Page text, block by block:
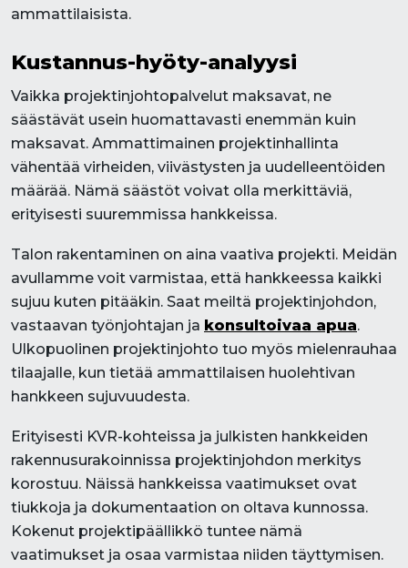
ammattilaisista.
Kustannus-hyöty-analyysi
Vaikka projektinjohtopalvelut maksavat, ne
säästävät usein huomattavasti enemmän kuin
maksavat. Ammattimainen projektinhallinta
vähentää virheiden, viivästysten ja uudelleentöiden
määrää. Nämä säästöt voivat olla merkittäviä,
erityisesti suuremmissa hankkeissa.
Talon rakentaminen on aina vaativa projekti. Meidän
avullamme voit varmistaa, että hankkeessa kaikki
sujuu kuten pitääkin. Saat meiltä projektinjohdon,
vastaavan työnjohtajan ja konsultoivaa apua.
Ulkopuolinen projektinjohto tuo myös mielenrauhaa
tilaajalle, kun tietää ammattilaisen huolehtivan
hankkeen sujuvuudesta.
Erityisesti KVR-kohteissa ja julkisten hankkeiden
rakennusurakoinnissa projektinjohdon merkitys
korostuu. Näissä hankkeissa vaatimukset ovat
tiukkoja ja dokumentaation on oltava kunnossa.
Kokenut projektipäällikkö tuntee nämä
vaatimukset ja osaa varmistaa niiden täyttymisen.